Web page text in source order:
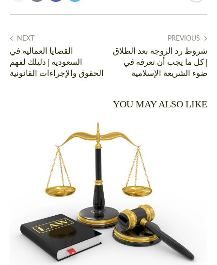
PREVIOUS
شروط رد الزوجة بعد الطلاق
| كل ما يجب أن تعرفه في
ضوء الشريعة الإسلامية
NEXT
القضايا العمالية في
السعودية | دليلك لفهم
الحقوق والإجراءات القانونية
YOU MAY ALSO LIKE